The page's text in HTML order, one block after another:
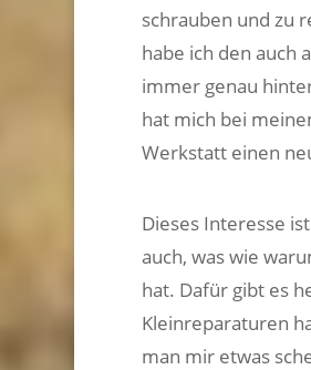
schrauben und zu
habe ich den auch
immer genau
hat mich bei
Werkstatt einen
Dieses Interesse
auch, was wie
hat. Dafür gibt es
Kleinreparaturen
man mir etwas